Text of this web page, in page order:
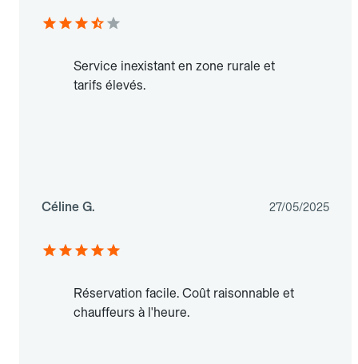
Service inexistant en zone rurale et
tarifs élevés.
Céline G. 27/05/2025
Réservation facile. Coût raisonnable et
chauffeurs à l'heure.